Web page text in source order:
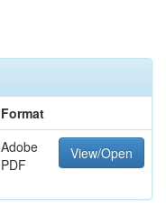
Format
Adobe
PDF
View/Open